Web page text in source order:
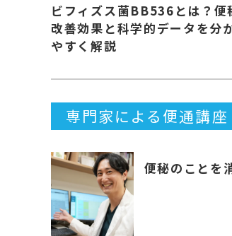
ビフィズス菌BB536とは？便
改善効果と科学的データを分
やすく解説
専門家による便通講座
便秘のことを